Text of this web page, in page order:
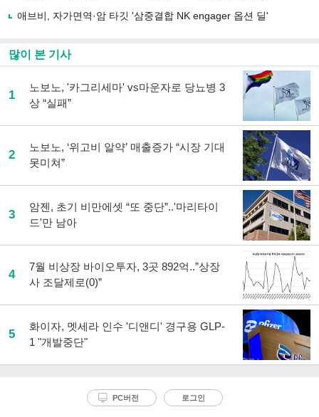
애브비, 자가면역·암 타깃 '삼중결합 NK engager 옵션 딜'
많이 본 기사
1
노보노, '카그리세마' vs마운자로 당뇨병 3
상 “실패”
2
노보노, ‘위고비 알약’ 매출증가 “시장 기대
못미쳐”
3
암젠, 초기 비만에셋 “또 중단”..'마리타이
드'만 남아
4
7월 비상장 바이오투자, 3곳 892억..”상장
사 조달제로(0)”
5
화이자, 멧세라 인수 '디앤디' 경구용 GLP-
1 "개발중단"
PC버전 로그인